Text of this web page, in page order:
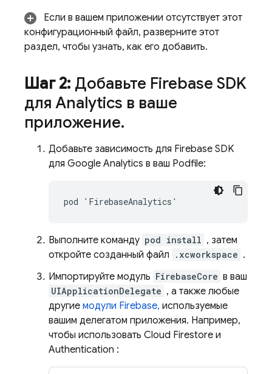
Если в вашем приложении отсутствует этот
конфигурационный файл, разверните этот
раздел, чтобы узнать, как его добавить.
Шаг 2: Добавьте Firebase SDK
для Analytics в ваше
приложение.
Добавьте зависимость для Firebase SDK
для Google Analytics в ваш Podfile:
Выполните команду pod install , затем
откройте созданный файл
.xcworkspace .
Импортируйте модуль FirebaseCore в ваш
UIApplicationDelegate , а также любые
другие модули Firebase, используемые
вашим делегатом приложения. Например,
чтобы использовать Cloud Firestore и
Authentication :